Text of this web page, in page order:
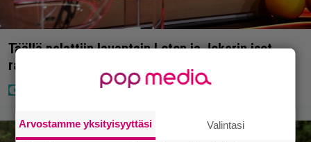
Täällä pelattiin lauantain Loton ja Jokerin isot
rahat – Tokmannilla, ABC:lla, netissä…
Arvostamme yksityisyyttäsi Valintasi